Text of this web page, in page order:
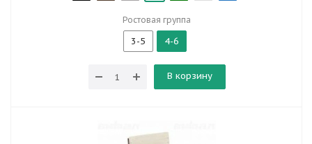
Ростовая группа
3-5 4-6
В корзину